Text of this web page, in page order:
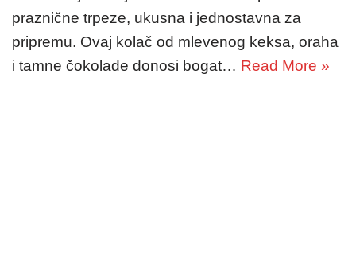
praznične trpeze, ukusna i jednostavna za
pripremu. Ovaj kolač od mlevenog keksa, oraha
i tamne čokolade donosi bogat… Read More »